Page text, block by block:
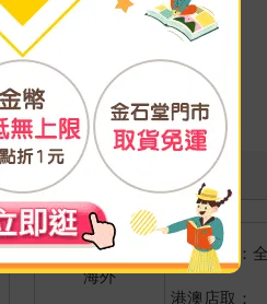
海外
國際快遞：
港澳店取：